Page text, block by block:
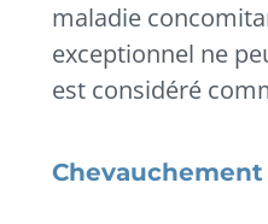
maladie
exceptionnel ne
est considéré